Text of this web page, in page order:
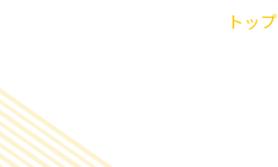
トップ